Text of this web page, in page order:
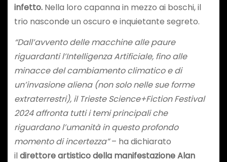
infetto.Nella loro capanna in mezzo ai boschi, il
trio nasconde un oscuro e inquietante segreto.
“Dall’avvento delle macchine alle paure
riguardanti l’Intelligenza Artificiale, fino alle
minacce del cambiamento climatico e di
un’invasione aliena (non solo nelle sue forme
extraterrestri), il Trieste Science+Fiction Festival
2024 affronta tutti i temi principali che
riguardano l’umanità in questo profondo
momento di incertezza”– ha dichiarato
ildirettore artistico della manifestazione Alan